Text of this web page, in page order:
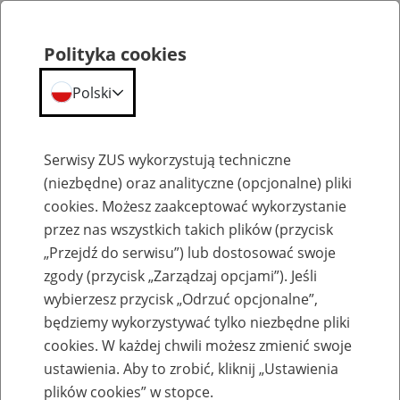
Emerytury
Baza zlikwidowanych lub
przekształconych zakładów pracy
Polityka cookies
Polski
Serwisy ZUS wykorzystują techniczne
(niezbędne) oraz analityczne (opcjonalne) pliki
cookies. Możesz zaakceptować wykorzystanie
przez nas wszystkich takich plików (przycisk
„Przejdź do serwisu”) lub dostosować swoje
zgody (przycisk „Zarządzaj opcjami”). Jeśli
wybierzesz przycisk „Odrzuć opcjonalne”,
będziemy wykorzystywać tylko niezbędne pliki
cookies. W każdej chwili możesz zmienić swoje
ustawienia. Aby to zrobić, kliknij „Ustawienia
plików cookies” w stopce.